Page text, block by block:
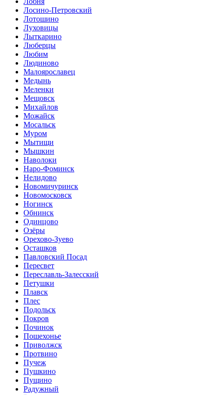
Лосино-Петровский
Лотошино
Луховицы
Лыткарино
Люберцы
Любим
Людиново
Малоярославец
Медынь
Меленки
Мещовск
Михайлов
Можайск
Мосальск
Муром
Мытищи
Мышкин
Наволоки
Наро-Фоминск
Нелидово
Новомичуринск
Новомосковск
Ногинск
Обнинск
Одинцово
Озёры
Орехово-Зуево
Осташков
Павловский Посад
Пересвет
Переславль-Залесский
Петушки
Плавск
Плес
Подольск
Покров
Починок
Пошехонье
Приволжск
Протвино
Пучеж
Пушкино
Пущино
Радужный